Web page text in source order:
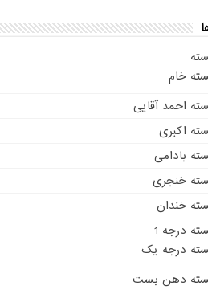
خام
احمد آقایی
اکبری
بادامی
خنجری
خندان
درجه 1
درجه یک
دهن بست